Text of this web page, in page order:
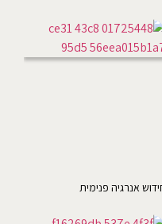
אנרגיה פנימית